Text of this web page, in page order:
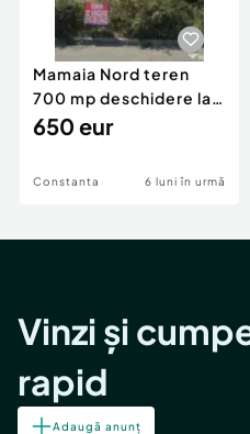
Mamaia Nord teren
700 mp deschidere la
D24 si D25
650 eur
Constanta 6 luni în urmă
Vinzi și
rapid
Adaugă anunț